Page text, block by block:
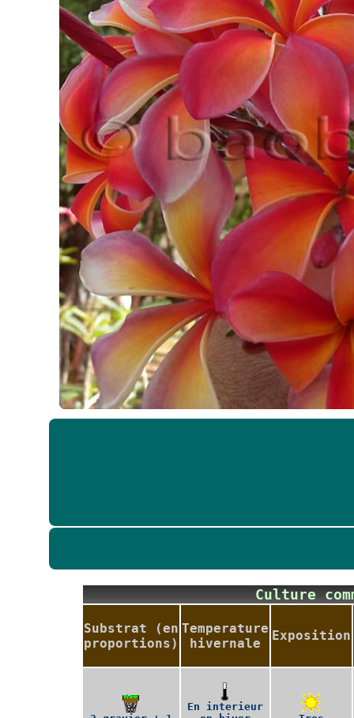
Culture
Substrat (en
proportions)
Temperature
hivernale
Exposition
En interieur